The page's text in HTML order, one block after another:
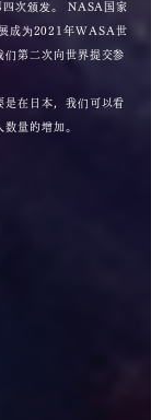
次颁发。 NASA国家
成为2021年WASA世
们第二次向世界提交参
是在日本，我们可以看
量的增加。